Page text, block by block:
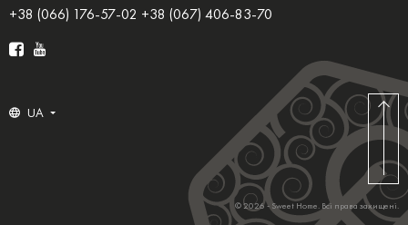
+38 (066) 176-57-02 +38 (067) 406-83-70
UA
© 2026 - Sweet Home. Всі права захищені.